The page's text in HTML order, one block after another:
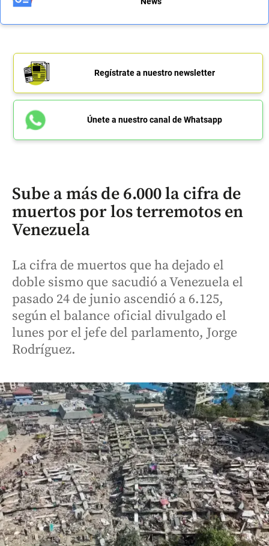
Regístrate a nuestro newsletter
Únete a nuestro canal de Whatsapp
Sube a más de 6.000 la cifra de
muertos por los terremotos en
Venezuela
La cifra de muertos que ha dejado el
doble sismo que sacudió a Venezuela el
pasado 24 de junio ascendió a 6.125,
según el balance oficial divulgado el
lunes por el jefe del parlamento, Jorge
Rodríguez.